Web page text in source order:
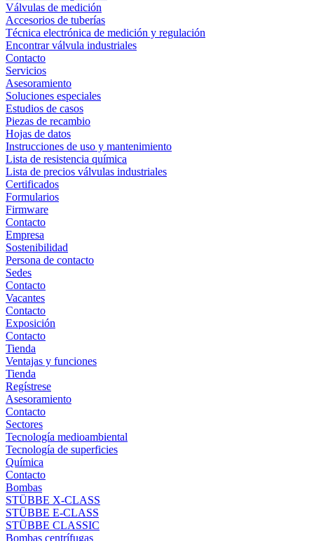
Válvulas de medición
Accesorios de tuberías
Técnica electrónica de medición y regulación
Encontrar válvula industriales
Contacto
Servicios
Asesoramiento
Soluciones especiales
Estudios de casos
Piezas de recambio
Hojas de datos
Instrucciones de uso y mantenimiento
Lista de resistencia química
Lista de precios válvulas industriales
Certificados
Formularios
Firmware
Contacto
Empresa
Sostenibilidad
Persona de contacto
Sedes
Contacto
Vacantes
Contacto
Exposición
Contacto
Tienda
Ventajas y funciones
Tienda
Regístrese
Asesoramiento
Contacto
Sectores
Tecnología medioambiental
Tecnología de superficies
Química
Contacto
Bombas
STÜBBE X-CLASS
STÜBBE E-CLASS
STÜBBE CLASSIC
Bombas centrífugas